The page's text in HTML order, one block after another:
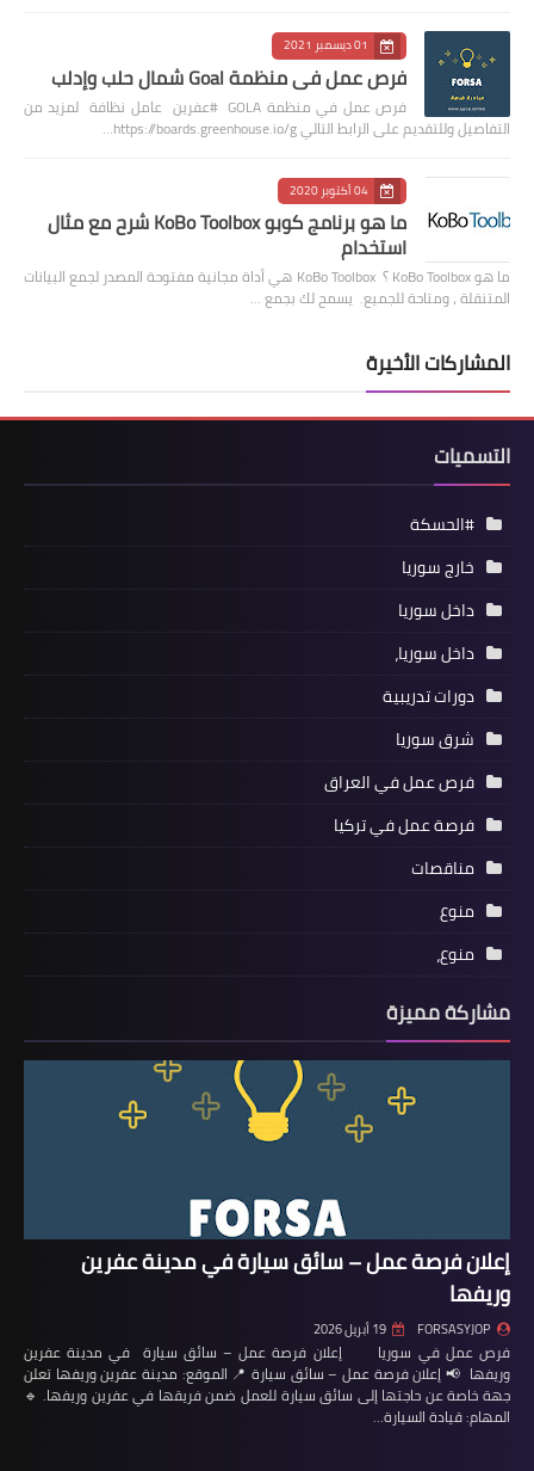
01 ديسمبر 2021
فرص عمل في منظمة Goal شمال حلب وإدلب
فرص عمل في منظمة GOLA #عفرين عامل نظافة لمزيد من
التفاصيل وللتقديم على الرابط التالي https://boards.greenhouse.io/g…
04 أكتوبر 2020
ما هو برنامج كوبو KoBo Toolbox شرح مع مثال
استخدام
ما هو KoBo Toolbox ؟ KoBo Toolbox هي أداة مجانية مفتوحة المصدر لجمع البيانات
المتنقلة ، ومتاحة للجميع. يسمح لك بجمع …
المشاركات الأخيرة
التسميات
#الحسكة
خارج سوريا
داخل سوريا
داخل سوريا،
دورات تدريبية
شرق سوريا
فرص عمل في العراق
فرصة عمل في تركيا
مناقصات
منوع
منوع،
مشاركة مميزة
إعلان فرصة عمل – سائق سيارة في مدينة عفرين
وريفها
FORSASYJOP 19 أبريل 2026
فرص عمل في سوريا إعلان فرصة عمل – سائق سيارة في مدينة عفرين
وريفها 📢 إعلان فرصة عمل – سائق سيارة 📍 الموقع: مدينة عفرين وريفها تعلن
جهة خاصة عن حاجتها إلى سائق سيارة للعمل ضمن فريقها في عفرين وريفها. 🔹
المهام: قيادة السيارة…